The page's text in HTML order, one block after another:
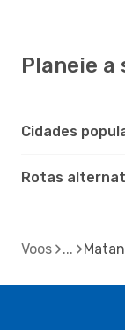
Planeie a
Cidades
Rotas
Voos